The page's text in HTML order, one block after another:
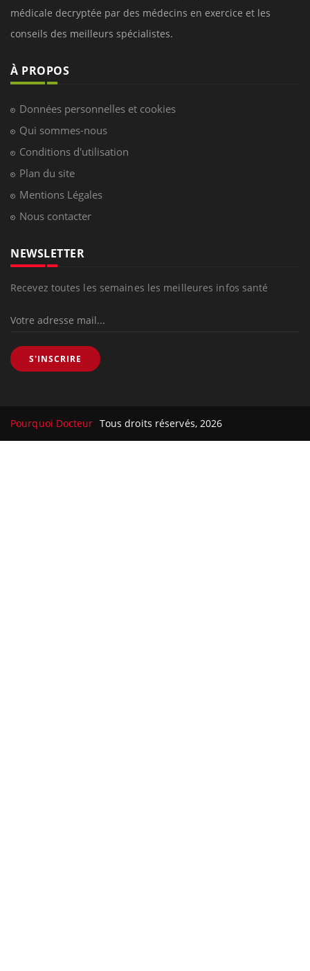
médicale decryptée par des médecins en exercice et les
conseils des meilleurs spécialistes.
À PROPOS
Données personnelles et cookies
Qui sommes-nous
Conditions d'utilisation
Plan du site
Mentions Légales
Nous contacter
NEWSLETTER
Recevez toutes les semaines les meilleures infos santé
S'INSCRIRE
Pourquoi Docteur Tous droits réservés, 2026